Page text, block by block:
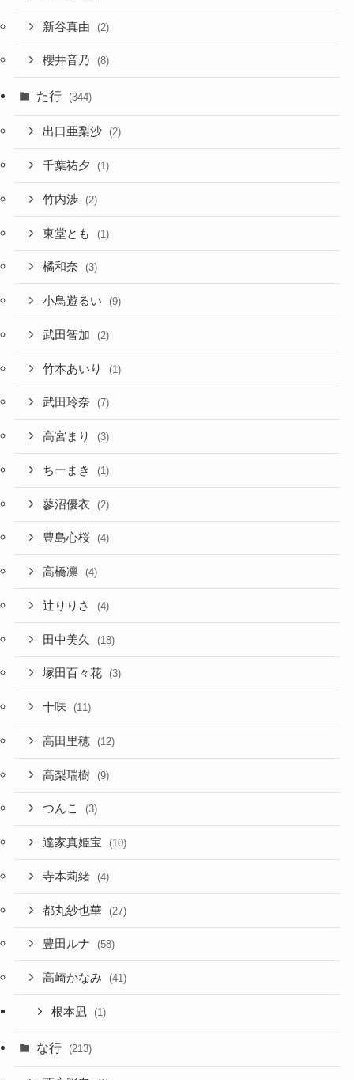
新谷真由 (2)
櫻井音乃 (8)
た行 (344)
出口亜梨沙 (2)
千葉祐夕 (1)
竹内渉 (2)
東堂とも (1)
橘和奈 (3)
小鳥遊るい (9)
武田智加 (2)
竹本あいり (1)
武田玲奈 (7)
高宮まり (3)
ちーまき (1)
蓼沼優衣 (2)
豊島心桜 (4)
高橋凛 (4)
辻りりさ (4)
田中美久 (18)
塚田百々花 (3)
十味 (11)
高田里穂 (12)
高梨瑞樹 (9)
つんこ (3)
達家真姫宝 (10)
寺本莉緒 (4)
都丸紗也華 (27)
豊田ルナ (58)
高崎かなみ (41)
根本凪 (1)
な行 (213)